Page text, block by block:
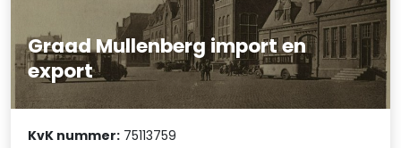
Graad Mullenberg import en
export
KvK nummer: 75113759